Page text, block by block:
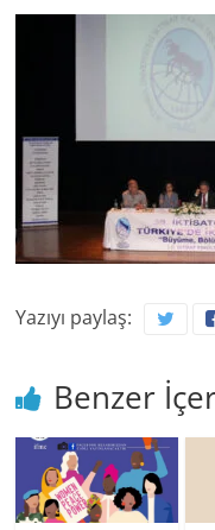
Yazıyı paylaş:
Benzer